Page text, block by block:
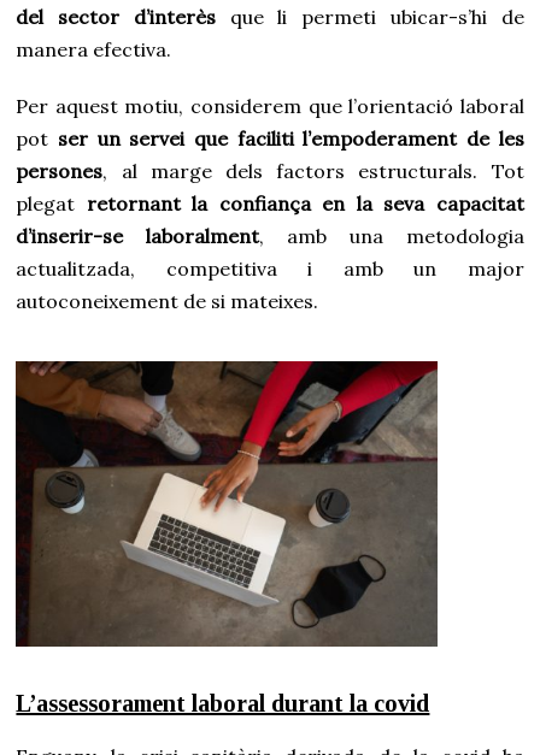
del sector d’interèsque li permeti ubicar-s’hi de
manera efectiva.
Per aquest motiu, considerem que l’orientació laboral
pot ser un servei que faciliti l’empoderament de les
persones, al marge dels factors estructurals. Tot
plegat retornant la confiança en la seva capacitat
d’inserir-se laboralment, amb una metodologia
actualitzada, competitiva i amb un major
autoconeixement de si mateixes.
L’assessorament laboral durant la covid